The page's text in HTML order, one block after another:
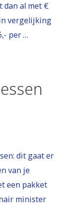
dan al met €
vergelijking
per …
dit gaat er
van je
een pakket
minister